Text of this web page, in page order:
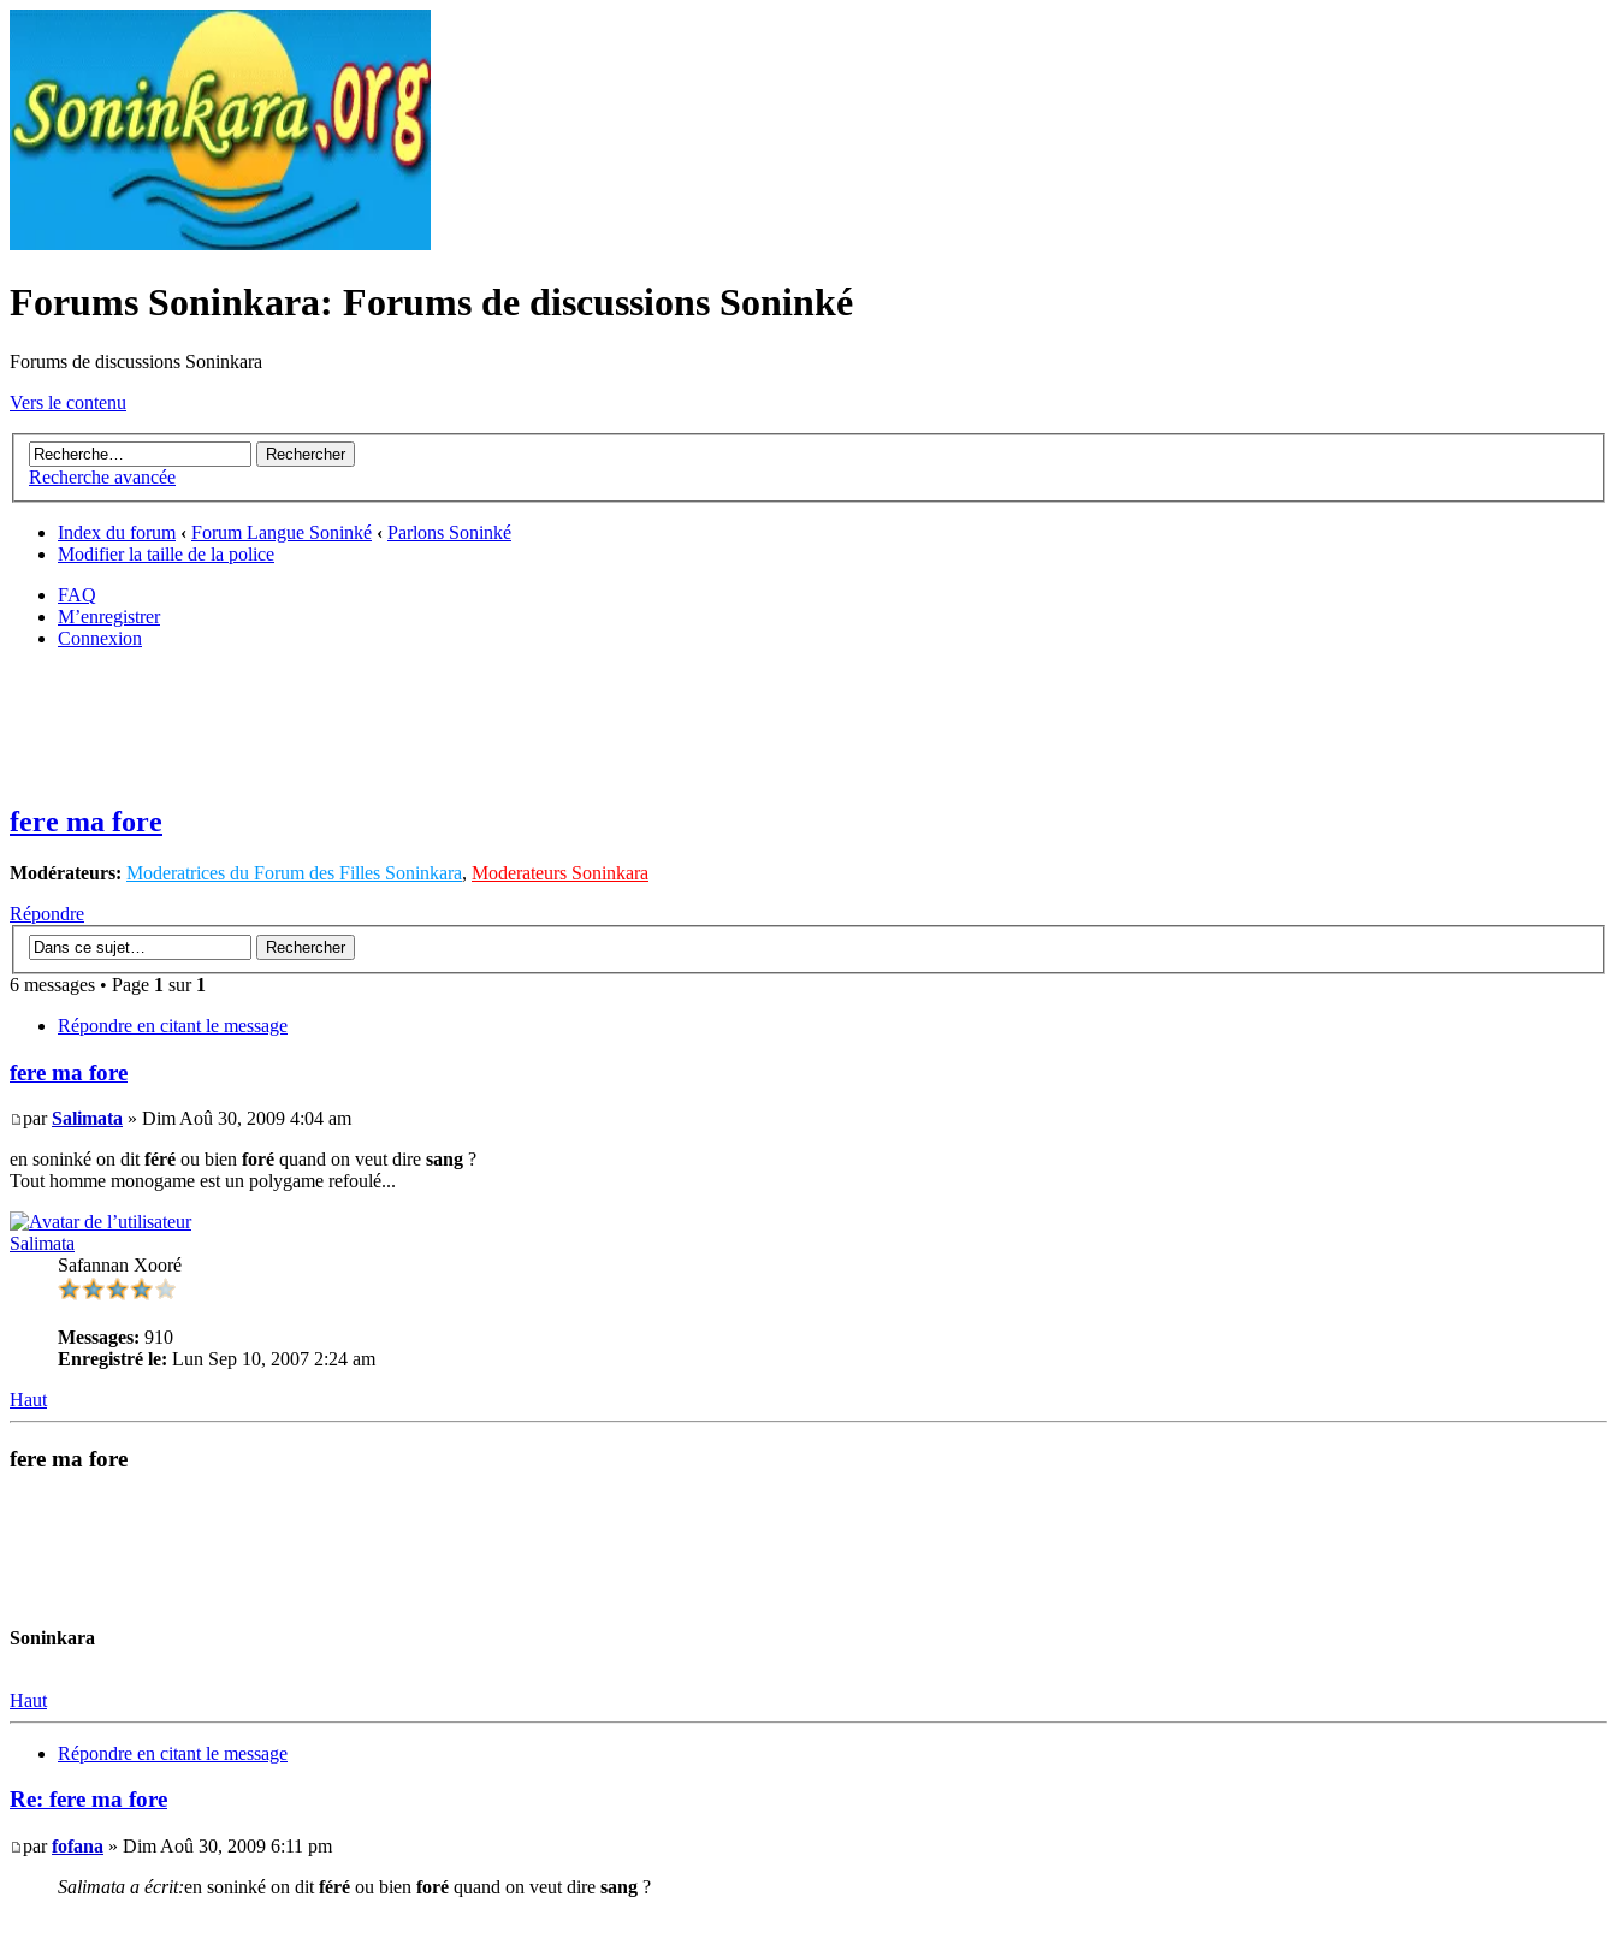
Forums Soninkara: Forums de discussions Soninké
Forums de discussions Soninkara
Vers le contenu
Recherche avancée
Index du forum ‹ Forum Langue Soninké ‹ Parlons Soninké
Modifier la taille de la police
FAQ
M’enregistrer
Connexion
fere ma fore
Modérateurs: Moderatrices du Forum des Filles Soninkara, Moderateurs Soninkara
Répondre
6 messages • Page 1 sur 1
Répondre en citant le message
fere ma fore
parSalimata » Dim Aoû 30, 2009 4:04 am
en soninké on dit féré ou bien foré quand on veut dire sang ?
Tout homme monogame est un polygame refoulé...
Salimata
Safannan Xooré
Messages: 910
Enregistré le: Lun Sep 10, 2007 2:24 am
Haut
fere ma fore
Soninkara
Haut
Répondre en citant le message
Re: fere ma fore
parfofana » Dim Aoû 30, 2009 6:11 pm
Salimata a écrit:en soninké on dit féré ou bien foré quand on veut dire sang ?